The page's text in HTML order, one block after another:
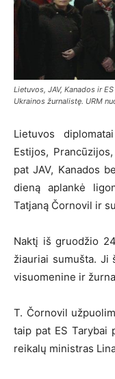
Lietuvos, JAV, Kanados ir
Ukrainos žurnalistę. URM
Lietuvos
Estijos,
pat JAV, Kanados
dieną aplankė
Tatjaną Čornovil ir
Naktį iš gruodžio
žiauriai sumušta. Ji
visuomenine ir
T. Čornovil
taip pat ES Tarybai
reikalų ministras